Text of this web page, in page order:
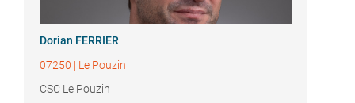
Dorian FERRIER
07250 | Le Pouzin
CSC Le Pouzin